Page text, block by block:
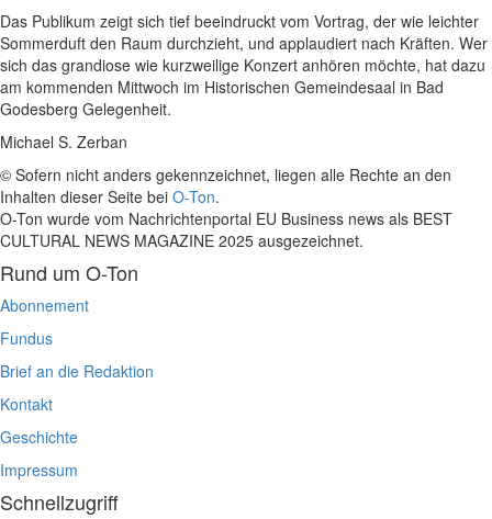
Das Publikum zeigt sich tief beeindruckt vom Vortrag, der wie leichter
Sommerduft den Raum durchzieht, und applaudiert nach Kräften. Wer
sich das grandiose wie kurzweilige Konzert anhören möchte, hat dazu
am kommenden Mittwoch im Historischen Gemeindesaal in Bad
Godesberg Gelegenheit.
Michael S. Zerban
© Sofern nicht anders gekennzeichnet, liegen alle Rechte an den
Inhalten dieser Seite bei O-Ton.
O-Ton wurde vom Nachrichtenportal EU Business news als BEST
CULTURAL NEWS MAGAZINE 2025 ausgezeichnet.
Rund um O-Ton
Abonnement
Fundus
Brief an die Redaktion
Kontakt
Geschichte
Impressum
Schnellzugriff